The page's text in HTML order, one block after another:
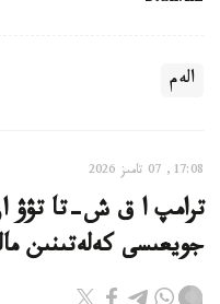
الەم
17:08, 07 تامىز 2026
ترامپ ا ق ش-تا تۋۋ
جويعىسى كەلەتىنىن